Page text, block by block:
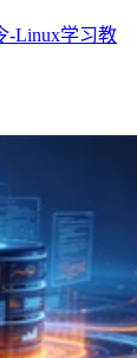
-Linux学习教